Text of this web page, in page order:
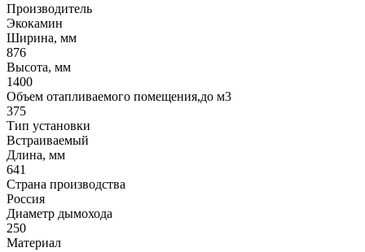
Производитель
Экокамин
Ширина, мм
876
Высота, мм
1400
Объем отапливаемого помещения,до м3
375
Тип установки
Встраиваемый
Длина, мм
641
Страна производства
Россия
Диаметр дымохода
250
Материал